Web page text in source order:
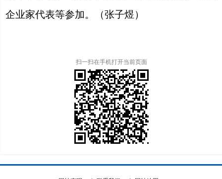
企业家代表等参加。（张子煜）
扫一扫在手机打开当前页面